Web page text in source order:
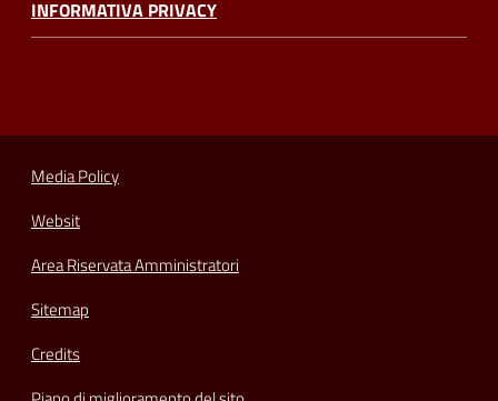
INFORMATIVA PRIVACY
Media Policy
Websit
Area Riservata Amministratori
Sitemap
Credits